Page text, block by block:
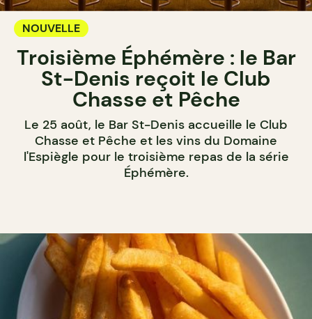
NOUVELLE
Troisième Éphémère : le Bar
St-Denis reçoit le Club
Chasse et Pêche
Le 25 août, le Bar St-Denis accueille le Club
Chasse et Pêche et les vins du Domaine
l'Espiègle pour le troisième repas de la série
Éphémère.